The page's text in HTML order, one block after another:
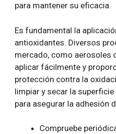
para mantener su eficacia.
Es fundamental la
antioxidantes. Diversos
mercado, como aerosoles
aplicar fácilmente y
protección contra la
limpiar y secar la
para asegurar la adhesión
Compruebe